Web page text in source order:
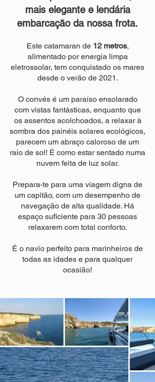
mais elegante e lendária
embarcação da nossa frota.
Este catamaran de 12 metros,
alimentado por energia limpa
eletrossolar, tem conquistado os mares
desde o verão de 2021.
O convés é um paraíso ensolarado
com vistas fantásticas, enquanto que
os assentos acolchoados, a relaxar à
sombra dos painéis solares ecológicos,
parecem um abraço caloroso de um
raio de sol! É como estar sentado numa
nuvem feita de luz solar.
Prepara-te para uma viagem digna de
um capitão, com um desempenho de
navegação de alta qualidade. Há
espaço suficiente para 30 pessoas
relaxarem com total conforto.
É o navio perfeito para marinheiros de
todas as idades e para qualquer
ocasião!